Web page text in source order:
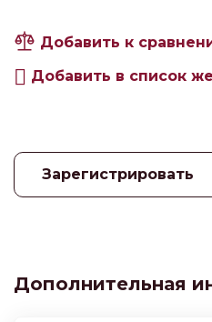
Добавить к
Добавить в список
Зарегистрировать
Дополнительная